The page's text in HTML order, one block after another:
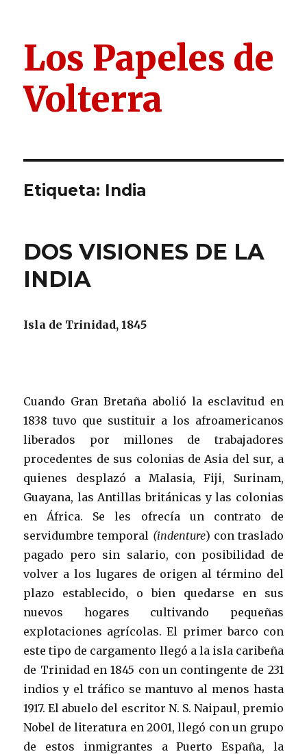
Los Papeles de
Volterra
Etiqueta: India
DOS VISIONES DE LA
INDIA
Isla de Trinidad, 1845
Cuando Gran Bretaña abolió la esclavitud en
1838 tuvo que sustituir a los afroamericanos
liberados por millones de trabajadores
procedentes de sus colonias de Asia del sur, a
quienes desplazó a Malasia, Fiji, Surinam,
Guayana, las Antillas británicas y las colonias
en África. Se les ofrecía un contrato de
servidumbre temporal (indenture) con traslado
pagado pero sin salario, con posibilidad de
volver a los lugares de origen al término del
plazo establecido, o bien quedarse en sus
nuevos hogares cultivando pequeñas
explotaciones agrícolas. El primer barco con
este tipo de cargamento llegó a la isla caribeña
de Trinidad en 1845 con un contingente de 231
indios y el tráfico se mantuvo al menos hasta
1917. El abuelo del escritor N. S. Naipaul, premio
Nobel de literatura en 2001, llegó con un grupo
de estos inmigrantes a Puerto España, la